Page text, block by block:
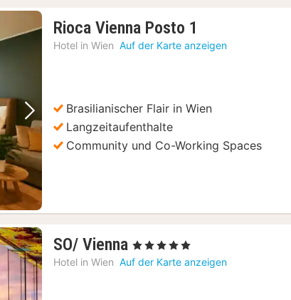
Nächstes Bild
Rioca Vienna Posto 1
Nacht
Hotel in Wien Auf der Karte anzeigen
Brasilianischer Flair in Wien
Langzeitaufenthalte
Community und Co-Working Spaces
SO/ Vienna 1
Nacht
, 5 Sterne
Hotel in Wien Auf der Karte anzeigen